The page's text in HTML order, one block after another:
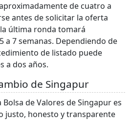
de cuatro a
antes de solicitar la oferta
última ronda tomará
a 7 semanas. Dependiendo de
de listado puede
a dos años.
de Singapur
de Valores de Singapur es
justo, honesto y transparente